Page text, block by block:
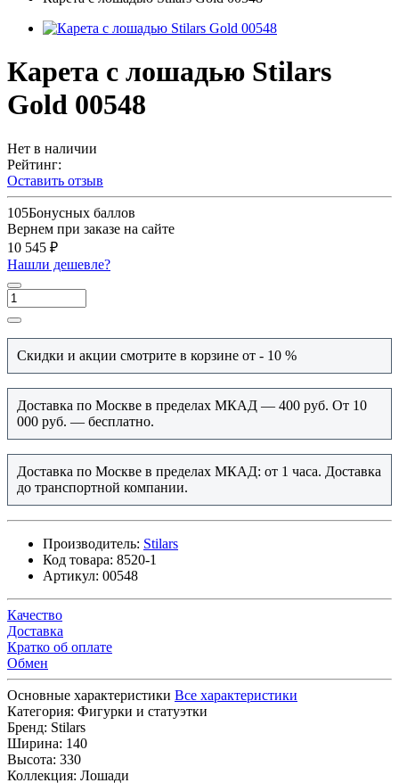
Карета с лошадью Stilars
Gold 00548
Нет в наличии
Рейтинг:
Оставить отзыв
105Бонусных баллов
Вернем при заказе на сайте
10 545 ₽
Нашли дешевле?
Скидки и акции смотрите в корзине от - 10 %
Доставка по Москве в пределах МКАД — 400 руб. От 10
000 руб. — бесплатно.
Доставка по Москве в пределах МКАД: от 1 часа. Доставка
до транспортной компании.
Производитель: Stilars
Код товара: 8520-1
Артикул: 00548
Качество
Доставка
Кратко об оплате
Обмен
Основные характеристики Все характеристики
Категория: Фигурки и статуэтки
Бренд: Stilars
Ширина: 140
Высота: 330
Коллекция: Лошади